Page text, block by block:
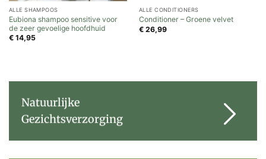
ALLE SHAMPOOS
Eubiona shampoo sensitive voor
de zeer gevoelige hoofdhuid
€14,95
ALLE CONDITIONERS
Conditioner – Groene velvet
€26,99
Natuurlijke
Gezichtsverzorging